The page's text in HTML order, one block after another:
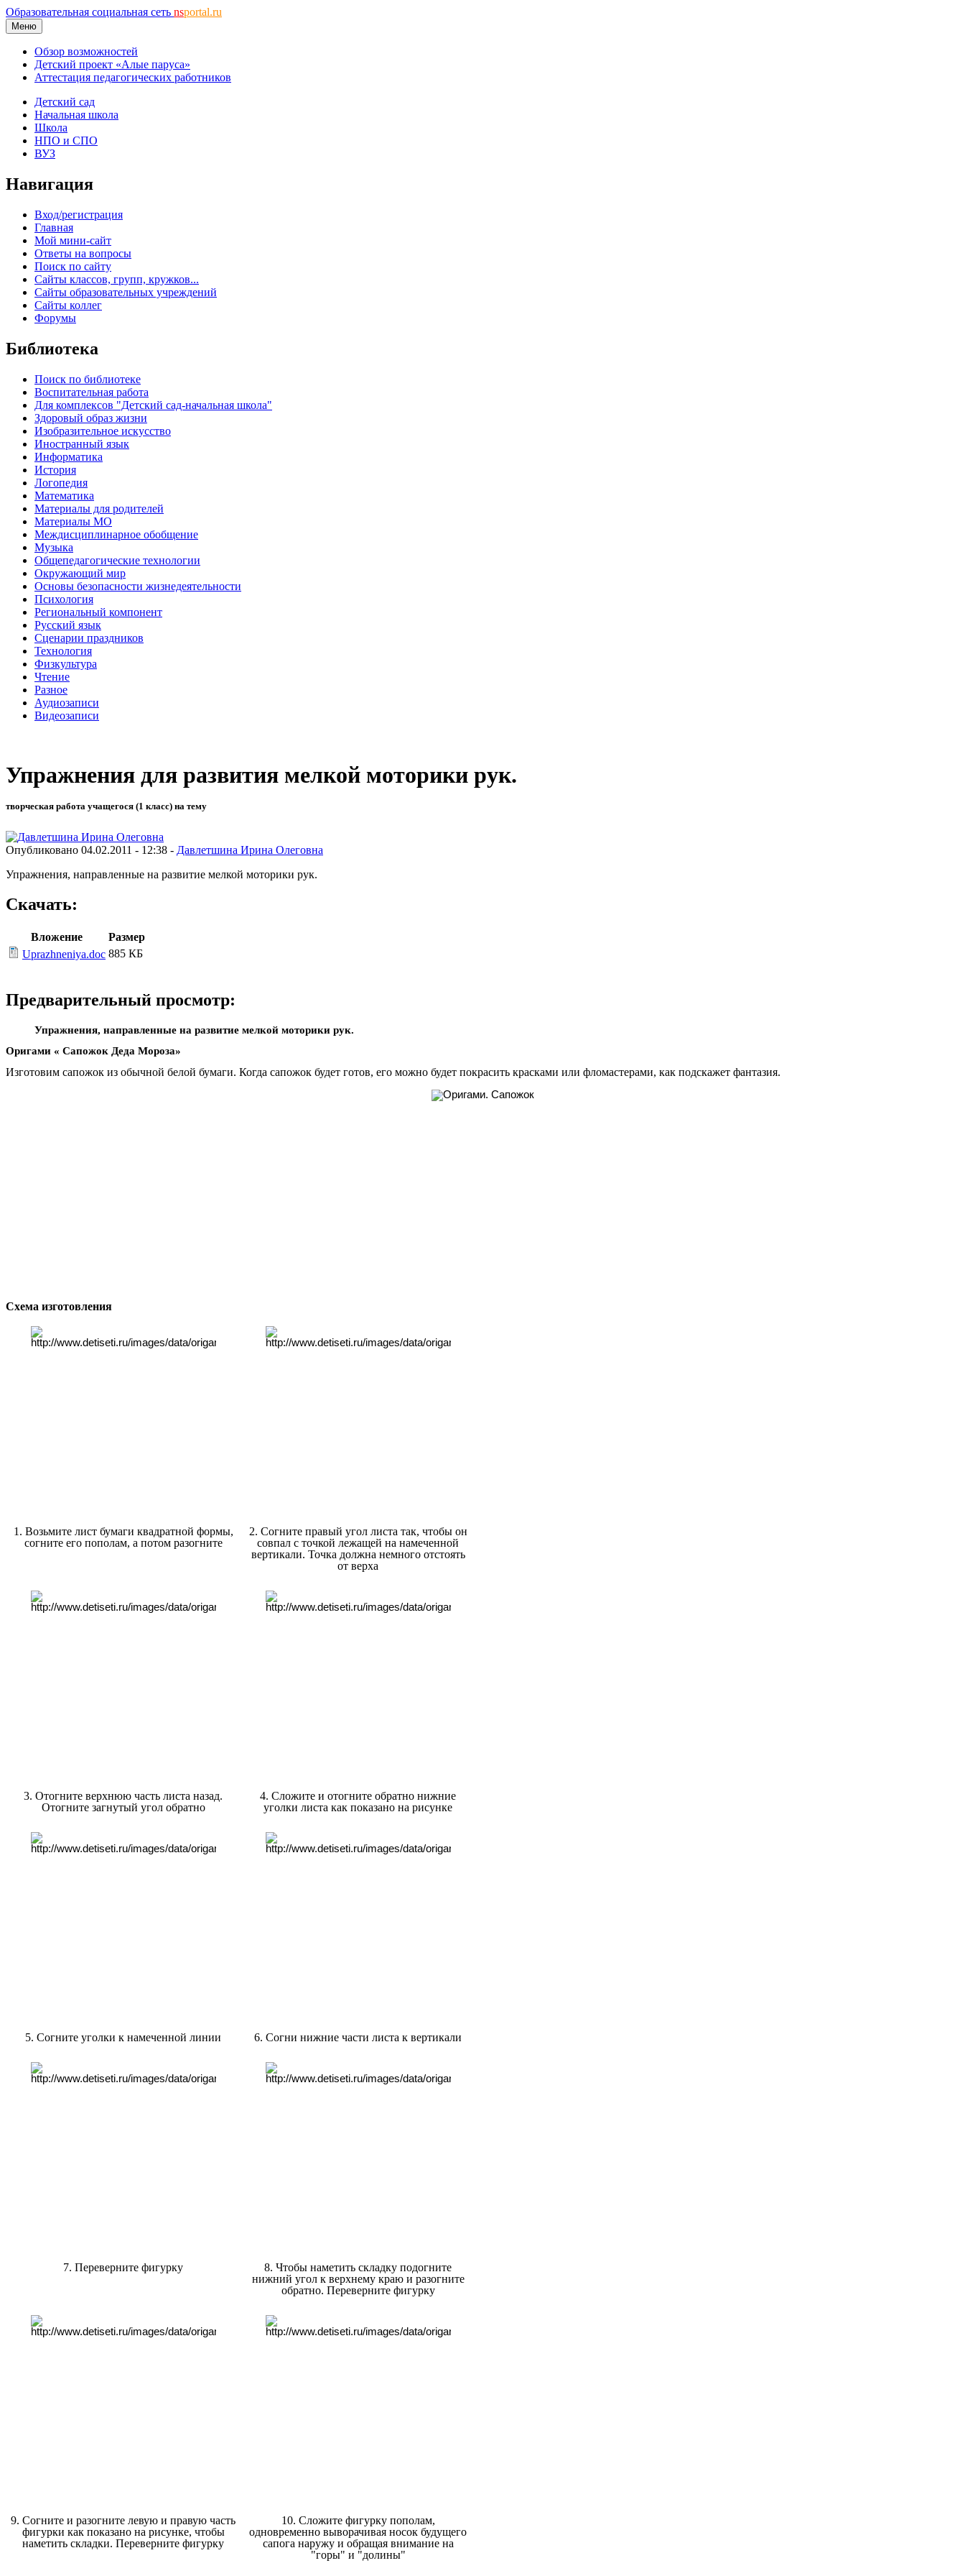
Образовательная социальная сеть nsportal.ru
Меню
Обзор возможностей
Детский проект «Алые паруса»
Аттестация педагогических работников
Детский сад
Начальная школа
Школа
НПО и СПО
ВУЗ
Навигация
Вход/регистрация
Главная
Мой мини-сайт
Ответы на вопросы
Поиск по сайту
Сайты классов, групп, кружков...
Сайты образовательных учреждений
Сайты коллег
Форумы
Библиотека
Поиск по библиотеке
Воспитательная работа
Для комплексов "Детский сад-начальная школа"
Здоровый образ жизни
Изобразительное искусство
Иностранный язык
Информатика
История
Логопедия
Математика
Материалы для родителей
Материалы МО
Междисциплинарное обобщение
Музыка
Общепедагогические технологии
Окружающий мир
Основы безопасности жизнедеятельности
Психология
Региональный компонент
Русский язык
Сценарии праздников
Технология
Физкультура
Чтение
Разное
Аудиозаписи
Видеозаписи
Упражнения для развития мелкой моторики рук.
творческая работа учащегося (1 класс) на тему
Опубликовано 04.02.2011 - 12:38 - Давлетшина Ирина Олеговна
Упражнения, направленные на развитие мелкой моторики рук.
Скачать:
Вложение
Размер
Uprazhneniya.doc 885 КБ
Предварительный просмотр:
Упражнения, направленные на развитие мелкой моторики рук.
Оригами « Сапожок Деда Мороза»
Изготовим сапожок из обычной белой бумаги. Когда сапожок будет готов, его можно будет покрасить красками или фломастерами, как подскажет фантазия.
Схема изготовления
1. Возьмите лист бумаги квадратной формы,
согните его пополам, а потом разогните
2. Согните правый угол листа так, чтобы он
совпал с точкой лежащей на намеченной
вертикали. Точка должна немного отстоять
от верха
3. Отогните верхнюю часть листа назад.
Отогните загнутый угол обратно
4. Сложите и отогните обратно нижние
уголки листа как показано на рисунке
5. Согните уголки к намеченной линии 6. Согни нижние части листа к вертикали
7. Переверните фигурку
8. Чтобы наметить складку подогните
нижний угол к верхнему краю и разогните
обратно. Переверните фигурку
9. Согните и разогните левую и правую часть
фигурки как показано на рисунке, чтобы
наметить складки. Переверните фигурку
10. Сложите фигурку пополам,
одновременно выворачивая носок будущего
сапога наружу и обращая внимание на
"горы" и "долины"